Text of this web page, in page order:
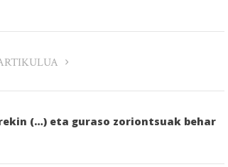
(…) eta guraso zoriontsuak behar